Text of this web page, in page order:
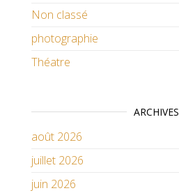
Non classé
photographie
Théatre
ARCHIVES
août 2026
juillet 2026
juin 2026